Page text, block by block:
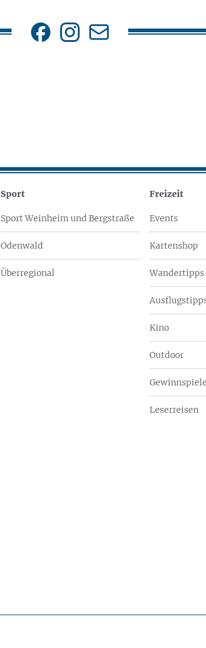
Sport
Sport Weinheim und Bergstraße
Odenwald
Überregional
Freizeit
Events
Kartenshop
Wandertipps
Kino
Outdoor
Gewinnspiele
Leserreisen